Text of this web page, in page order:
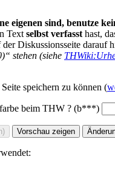
eigenen sind, benutze
Text selbst verfasst hast,
Diskussionsseite darauf
stehen (siehe
speichern zu können (
beim THW ? (b***)